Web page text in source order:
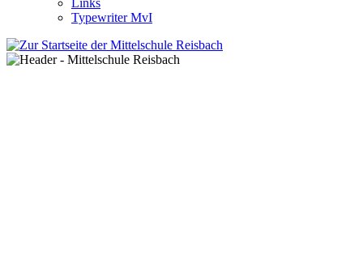
Typewriter MvI